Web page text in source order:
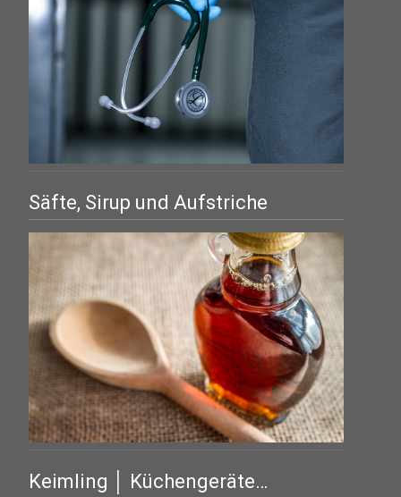
Säfte, Sirup und Aufstriche
Keimling │ Küchengeräte…